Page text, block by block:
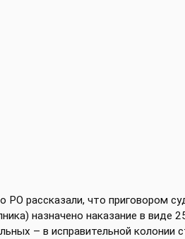
РО рассказали, что приговором
назначено наказание в
– в исправительной колонии